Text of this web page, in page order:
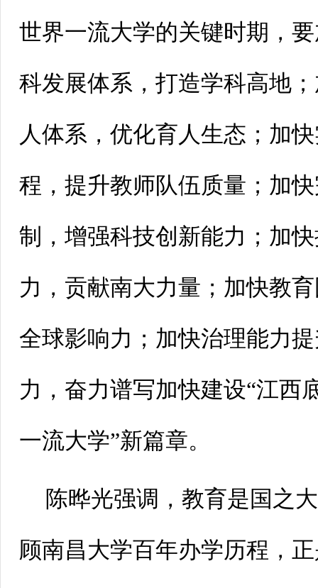
世界一流大学的关键时期，
科发展体系，打造学科高地
人体系，优化育人生态；加
程，提升教师队伍质量；加
制，增强科技创新能力；加
力，贡献南大力量；加快教
全球影响力；加快治理能力
力，奋力谱写加快建设“江西
一流大学”新篇章。
陈晔光强调，教育是国之
顾南昌大学百年办学历程，